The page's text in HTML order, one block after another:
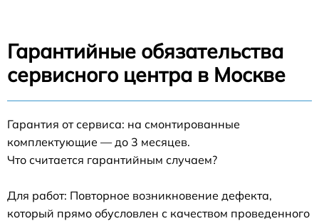
Гарантийные обязательства
сервисного центра в Москве
Гарантия от сервиса: на смонтированные
комплектующие — до 3 месяцев.
Что считается гарантийным случаем?
Для работ: Повторное возникновение дефекта,
который прямо обусловлен с качеством проведенного